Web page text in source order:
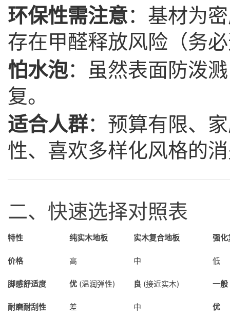
环保性需注意：基材为
存在甲醛释放风险（务
怕水泡：虽然表面防泼
复。
适合人群：预算有限、
性、喜欢多样化风格的
二、快速选择对照表
特性 纯实木地板 实木复合地板 强化
价格 高 中 低
脚感舒适度 优 (温润弹性) 良 (接近实木) 一般
耐磨耐刮性 差 中 优